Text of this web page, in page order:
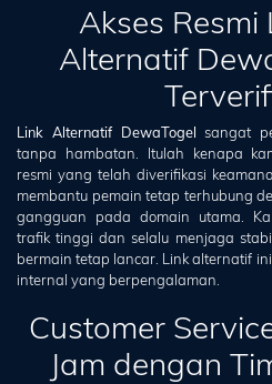
Akses Resmi
Alternatif
Link Alternatif DewaTogel sangat
tanpa hambatan. Itulah kenapa
resmi yang telah diverifikasi
membantu pemain tetap terhubung
gangguan pada domain utama.
trafik tinggi dan selalu menjaga
bermain tetap lancar. Link alternatif
internal yang berpengalaman.
Customer
Jam dengan